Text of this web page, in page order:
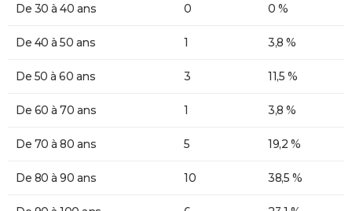
De 30 à 40 ans 0 0 %
De 40 à 50 ans 1 3,8 %
De 50 à 60 ans 3 11,5 %
De 60 à 70 ans 1 3,8 %
De 70 à 80 ans 5 19,2 %
De 80 à 90 ans 10 38,5 %